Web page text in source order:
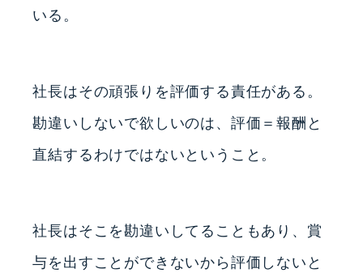
いる。
社長はその頑張りを評価する責任がある。
勘違いしないで欲しいのは、評価＝報酬と
直結するわけではないということ。
社長はそこを勘違いしてることもあり、賞
与を出すことができないから評価しないと